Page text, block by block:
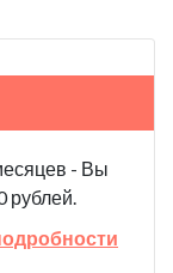
- Вы
рублей.